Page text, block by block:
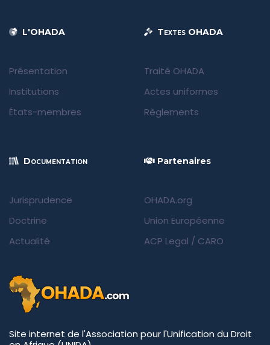
L'OHADA
Présentation
Institutions
États-membres
Textes OHADA
Traité OHADA
Actes uniformes
Règlements
Documentation
Jurisprudence
Doctrine
Actualité
Partenaires
OHADA.org
Union Européenne
ACP Legal / CARO
Site internet de l'Association pour l'Unification du Droit